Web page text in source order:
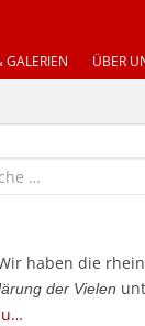
GALERIEN ÜBER
haben die
der Vielen